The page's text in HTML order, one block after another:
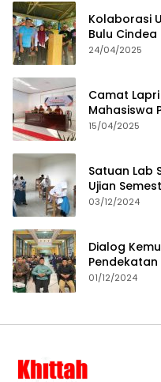
Kolaborasi
Bulu
24/04/2025
Camat
Mahasiswa
15/04/2025
Satuan Lab
Ujian
Proses
03/12/2024
Dialog
Pendekatan
01/12/2024